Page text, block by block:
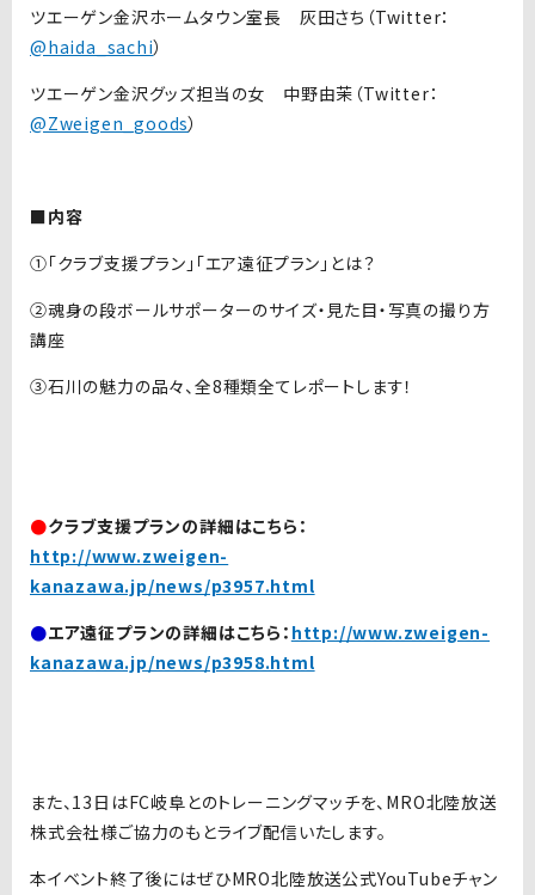
ツエーゲン金沢ホームタウン室長 灰田さち（Twitter：
@haida_sachi）
ツエーゲン金沢グッズ担当の女 中野由茉（Twitter：
@Zweigen_goods）
■内容
①「クラブ支援プラン」「エア遠征プラン」とは？
②魂身の段ボールサポーターのサイズ・見た目・写真の撮り方
講座
③石川の魅力の品々、全8種類全てレポートします！
●クラブ支援プランの詳細はこちら：
http://www.zweigen-
kanazawa.jp/news/p3957.html
●エア遠征プランの詳細はこちら： http://www.zweigen-
kanazawa.jp/news/p3958.html
また、13日はFC岐阜とのトレーニングマッチを、MRO北陸放送
株式会社様ご協力のもとライブ配信いたします。
本イベント終了後にはぜひMRO北陸放送公式YouTubeチャン